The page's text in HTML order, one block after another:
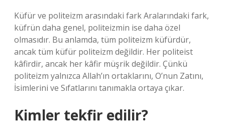
Küfür ve politeizm arasındaki fark Aralarındaki fark,
küfrün daha genel, politeizmin ise daha özel
olmasıdır. Bu anlamda, tüm politeizm küfürdür,
ancak tüm küfür politeizm değildir. Her politeist
kâfirdir, ancak her kâfir müşrik değildir. Çünkü
politeizm yalnızca Allah’ın ortaklarını, O’nun Zatını,
İsimlerini ve Sıfatlarını tanımakla ortaya çıkar.
Kimler tekfir edilir?